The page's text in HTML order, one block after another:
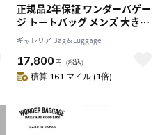
正規品2年保証 ワンダーバゲー
ジ トートバッグ メンズ 大きめ
A4 ビジネスバッグ WONDER
BAGGAGE 軽量 大容量 カジュ
アル ナイロン 本革 レザー 横 通
勤 日本製 GOODMANS LIGHT
ギャレリア Bag＆Luggage
17,800 円 （税込）
積算 161 マイル (1倍)